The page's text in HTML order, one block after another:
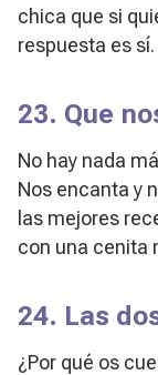
chica que si
respuesta es sí.
23. Que
No hay nada
Nos encanta y
las mejores
con una cenita
24. Las
¿Por qué os